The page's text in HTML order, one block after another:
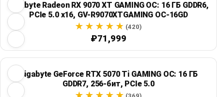
Gigabyte Radeon RX 9070 XT GAMING OC: 16 ГБ GDDR6,
PCIe 5.0 x16, GV-R9070XTGAMING OC-16GD
(420)
₽71,999
Gigabyte GeForce RTX 5070 Ti GAMING OC: 16 ГБ
GDDR7, 256-бит, PCIe 5.0